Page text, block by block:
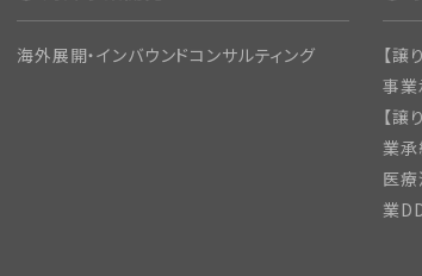
海外展開・インバウンドコンサルティング
【譲
事
【譲
業
医療
業